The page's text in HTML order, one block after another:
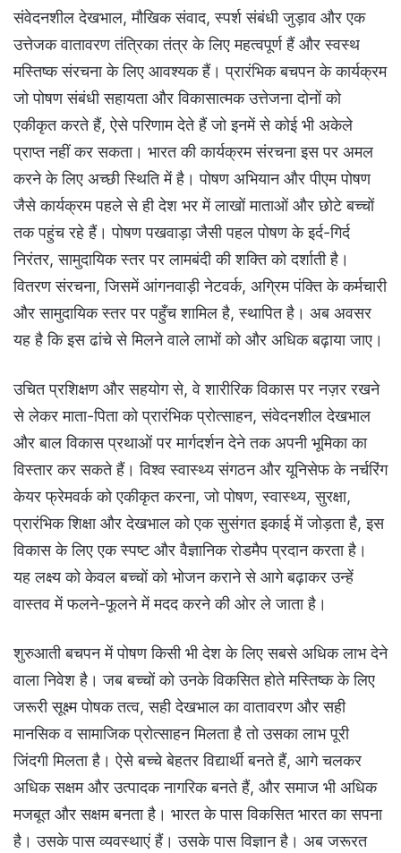
संवेदनशील देखभाल, मौखिक संवाद, स्पर्श संबंधी जुड़ाव और एक
उत्तेजक वातावरण तंत्रिका तंत्र के लिए महत्वपूर्ण हैं और स्वस्थ
मस्तिष्क संरचना के लिए आवश्यक हैं। प्रारंभिक बचपन के कार्यक्रम
जो पोषण संबंधी सहायता और विकासात्मक उत्तेजना दोनों को
एकीकृत करते हैं, ऐसे परिणाम देते हैं जो इनमें से कोई भी अकेले
प्राप्त नहीं कर सकता। भारत की कार्यक्रम संरचना इस पर अमल
करने के लिए अच्छी स्थिति में है। पोषण अभियान और पीएम पोषण
जैसे कार्यक्रम पहले से ही देश भर में लाखों माताओं और छोटे बच्चों
तक पहुंच रहे हैं। पोषण पखवाड़ा जैसी पहल पोषण के इर्द-गिर्द
निरंतर, सामुदायिक स्तर पर लामबंदी की शक्ति को दर्शाती है।
वितरण संरचना, जिसमें आंगनवाड़ी नेटवर्क, अग्रिम पंक्ति के कर्मचारी
और सामुदायिक स्तर पर पहुँच शामिल है, स्थापित है। अब अवसर
यह है कि इस ढांचे से मिलने वाले लाभों को और अधिक बढ़ाया जाए।
उचित प्रशिक्षण और सहयोग से, वे शारीरिक विकास पर नज़र रखने
से लेकर माता-पिता को प्रारंभिक प्रोत्साहन, संवेदनशील देखभाल
और बाल विकास प्रथाओं पर मार्गदर्शन देने तक अपनी भूमिका का
विस्तार कर सकते हैं। विश्व स्वास्थ्य संगठन और यूनिसेफ के नर्चरिंग
केयर फ्रेमवर्क को एकीकृत करना, जो पोषण, स्वास्थ्य, सुरक्षा,
प्रारंभिक शिक्षा और देखभाल को एक सुसंगत इकाई में जोड़ता है, इस
विकास के लिए एक स्पष्ट और वैज्ञानिक रोडमैप प्रदान करता है।
यह लक्ष्य को केवल बच्चों को भोजन कराने से आगे बढ़ाकर उन्हें
वास्तव में फलने-फूलने में मदद करने की ओर ले जाता है।
शुरुआती बचपन में पोषण किसी भी देश के लिए सबसे अधिक लाभ देने
वाला निवेश है। जब बच्चों को उनके विकसित होते मस्तिष्क के लिए
जरूरी सूक्ष्म पोषक तत्व, सही देखभाल का वातावरण और सही
मानसिक व सामाजिक प्रोत्साहन मिलता है तो उसका लाभ पूरी
जिंदगी मिलता है। ऐसे बच्चे बेहतर विद्यार्थी बनते हैं, आगे चलकर
अधिक सक्षम और उत्पादक नागरिक बनते हैं, और समाज भी अधिक
मजबूत और सक्षम बनता है। भारत के पास विकसित भारत का सपना
है। उसके पास व्यवस्थाएं हैं। उसके पास विज्ञान है। अब जरूरत